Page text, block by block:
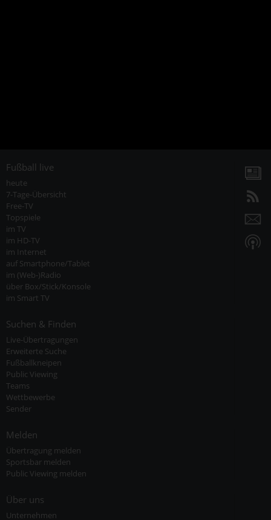
Fußball live
heute
7-Tage-Übersicht
Free-TV
Topspiele
im TV
im HD-TV
im Internet
auf Smartphone/Tablet
im (Web-)Radio
über Box/Stick/Konsole
im Smart TV
Suchen & Finden
Live-Übertragungen
Erweiterte Suche
Fußballkneipen
Public Viewing
Teams
Wettbewerbe
Sender
Melden
Übertragung melden
Sportsbar melden
Public Viewing melden
Über uns
Unternehmen